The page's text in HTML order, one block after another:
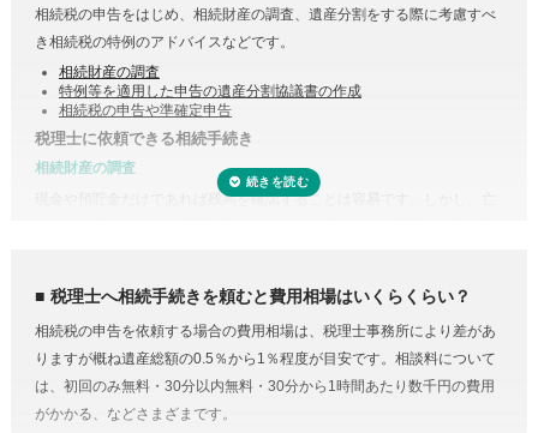
受付時間 平日9:00–19:00 / 土日祝9:00–18:00
相続税の申告をはじめ、相続財産の調査、遺産分割をする際に考慮すべ
き相続税の特例のアドバイスなどです。
相続財産の調査
特例等を適用した申告の遺産分割協議書の作成
相続税の申告や準確定申告
税理士に依頼できる相続手続き
相続財産の調査
現金や預貯金だけであれば残高を確認することは容易です。しかし、亡
また、株式や貴金属、不動産などは評価をする必要があります。また、
とで合わせて収集・管理が可能になり、取り直しや多く取りすぎなどの
手間・無駄が省けます。
税理士へ相続手続きを頼むと費用相場はいくらくらい？
相続税の申告を依頼する場合の費用相場は、税理士事務所により差があ
りますが概ね遺産総額の0.5％から1％程度が目安です。相談料について
は、初回のみ無料・30分以内無料・30分から1時間あたり数千円の費用
がかかる、などさまざまです。